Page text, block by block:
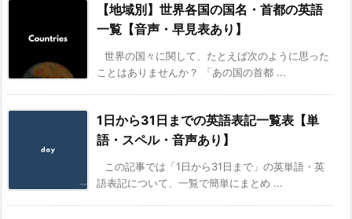
【地域別】世界各国の国名・首都の英語
一覧【音声・早見表あり】
世界の国々に関して、たとえば次のように思った
ことはありませんか？ 「あの国の首都 ...
1日から31日までの英語表記一覧表【単
語・スペル・音声あり】
この記事では「1日から31日まで」の英単語・英
語表記について、一覧で簡単にまとめ ...